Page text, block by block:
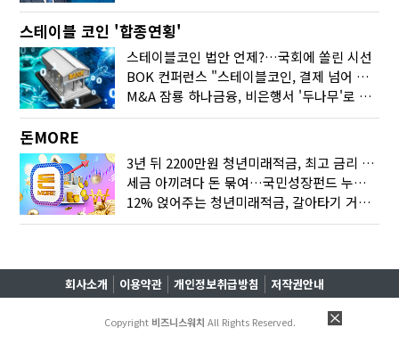
스테이블 코인 '합종연횡'
스테이블코인 법안 언제?…국회에 쏠린 시선
BOK 컨퍼런스 "스테이블코인, 결제 넘어 보험 대출 등 금융 연결 도구"
M&A 잠룡 하나금융, 비은행서 '두나무'로 눈돌린 이유는
돈MORE
3년 뒤 2200만원 청년미래적금, 최고 금리 받으려면?
세금 아끼려다 돈 묶여…국민성장펀드 누가 가입하면 좋을까
12% 얹어주는 청년미래적금, 갈아타기 거절 될수 있어요
회사소개 이용약관 개인정보취급방침 저작권안내
Copyright 비즈니스워치 All Rights Reserved.